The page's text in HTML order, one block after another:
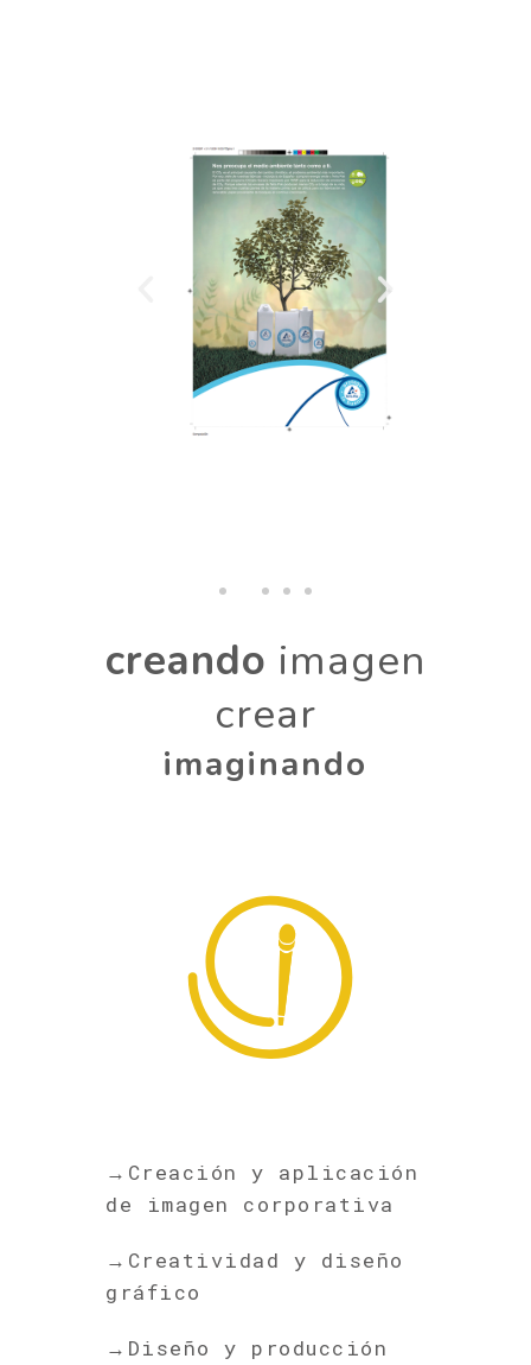
creando imagen
crear
imaginando
→Creación y aplicación
de imagen corporativa
→Creatividad y diseño
gráfico
→Diseño y producción